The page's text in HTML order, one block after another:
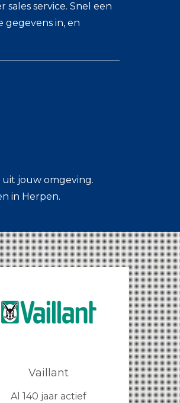
service. Snel een
gegevens in, en
jouw omgeving.
in Herpen.
Vaillant
Al 140 jaar actief